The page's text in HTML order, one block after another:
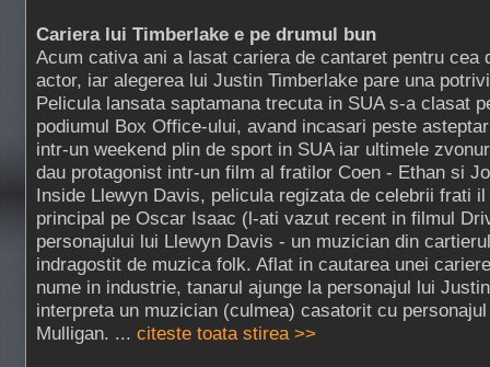
Cariera lui Timberlake e pe drumul bun
Acum cativa ani a lasat cariera de cantaret pentru cea
actor, iar alegerea lui Justin Timberlake pare una
Pelicula lansata saptamana trecuta in SUA s-a clasat
podiumul Box Office-ului, avand incasari peste
intr-un weekend plin de sport in SUA iar ultimele
dau protagonist intr-un film al fratilor Coen - Ethan si
Inside Llewyn Davis, pelicula regizata de celebrii frati
principal pe Oscar Isaac (l-ati vazut recent in filmul
personajului lui Llewyn Davis - un muzician din
indragostit de muzica folk. Aflat in cautarea unei
nume in industrie, tanarul ajunge la personajul lui
interpreta un muzician (culmea) casatorit cu
Mulligan. ... citeste toata stirea >>